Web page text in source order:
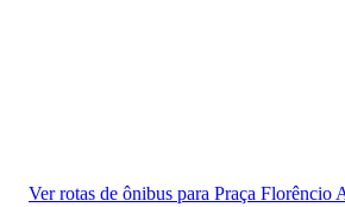
Ver rotas de ônibus para Praça Florêncio